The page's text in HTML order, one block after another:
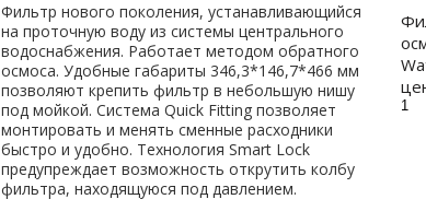
Фильтр нового поколения, устанавливающийся
на проточную воду из системы центрального
водоснабжения. Работает методом обратного
осмоса. Удобные габариты 346,3*146,7*466 мм
позволяют крепить фильтр в небольшую нишу
под мойкой. Система Quick Fitting позволяет
монтировать и менять сменные расходники
быстро и удобно. Технология Smart Lock
предупреждает возможность открутить колбу
фильтра, находящуюся под давлением.